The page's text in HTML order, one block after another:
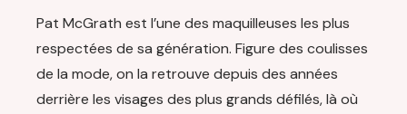
Pat McGrath est l’une des maquilleuses les plus
respectées de sa génération. Figure des coulisses
de la mode, on la retrouve depuis des années
derrière les visages des plus grands défilés, là où